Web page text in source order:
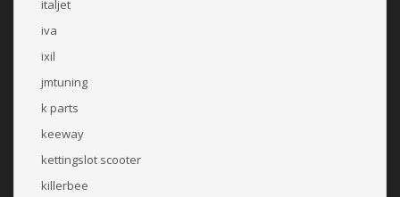
italjet
iva
ixil
jmtuning
k parts
keeway
kettingslot scooter
killerbee